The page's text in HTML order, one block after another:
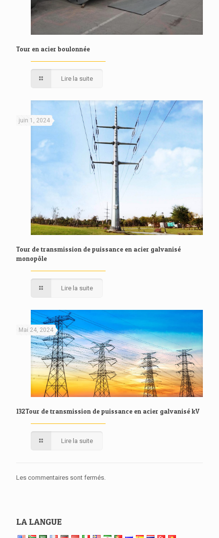
Tour en acier boulonnée
Lire la suite
juin 1, 2024
Tour de transmission de puissance en acier galvanisé
monopôle
Lire la suite
Mai 24, 2024
132Tour de transmission de puissance en acier galvanisé kV
Lire la suite
Les commentaires sont fermés.
LA LANGUE